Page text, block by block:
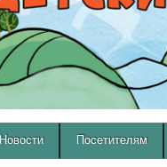
Новости Посетителям